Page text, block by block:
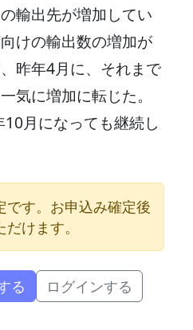
輸出先が増加してい
けの輸出数の増加が
昨年4月に、それまで
気に増加に転じた。
月になっても継続し
です。お申込み確定後
けます。
る ログインする